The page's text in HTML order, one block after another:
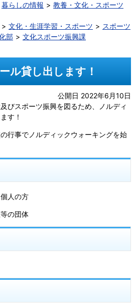
暮らしの情報
教養・文化・スポーツ
文化・生涯学習・スポーツ
スポーツ
部
文化スポーツ振興課
ル貸し出します！
公開日 2022年6月10日
びスポーツ振興を図るため、ノルディ
す！
行事でノルディックウォーキングを始
人の方
の団体